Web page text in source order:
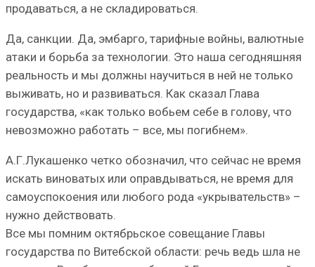
продаваться, а не складироваться.
Да, санкции. Да, эмбарго, тарифные войны, валютные
атаки и борьба за технологии. Это наша сегодняшняя
реальность и мы должны научиться в ней не только
выживать, но и развиваться. Как сказал Глава
государства, «как только вобьем себе в голову, что
невозможно работать – все, мы погибнем».
А.Г.Лукашенко четко обозначил, что сейчас не время
искать виноватых или оправдываться, не время для
самоуспокоения или любого рода «укрывательств» –
нужно действовать.
Все мы помним октябрьское совещание Главы
государства по Витебской области: речь ведь шла не